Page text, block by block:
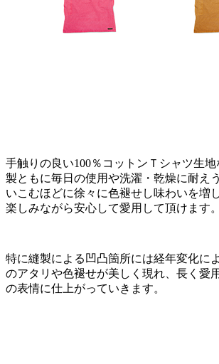
手触りの良い100％コットンＴシャツ生
製ともに毎日の使用や洗濯・乾燥に耐え
いこむほどに徐々に色褪せし味わいを増
楽しみながら安心して愛用して頂けます。
特に縫製による凹凸箇所には経年変化に
のアタリや色褪せが美しく現れ、長く愛
の表情に仕上がっていきます。